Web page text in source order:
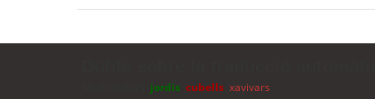
jordis cubells xavivars